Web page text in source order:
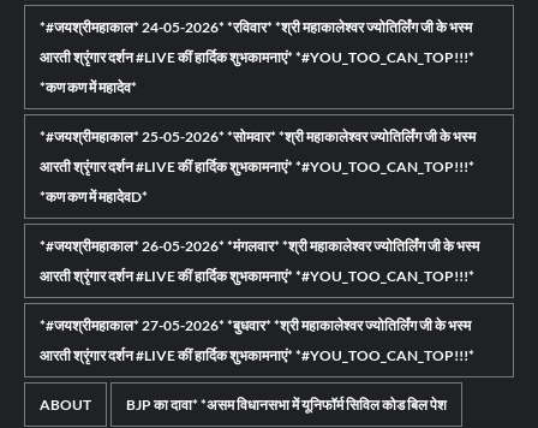
*#जयश्रीमहाकाल* 24-05-2026* *रविवार* *श्री महाकालेश्वर ज्योतिर्लिंग जी के भस्म
आरती श्रृंगार दर्शन #LIVE कीं हार्दिक शुभकामनाएं* *#YOU_TOO_CAN_TOP!!!*
*कण कण में महादेव*
*#जयश्रीमहाकाल* 25-05-2026* *सोमवार* *श्री महाकालेश्वर ज्योतिर्लिंग जी के भस्म
आरती श्रृंगार दर्शन #LIVE कीं हार्दिक शुभकामनाएं* *#YOU_TOO_CAN_TOP!!!*
*कण कण में महादेवD*
*#जयश्रीमहाकाल* 26-05-2026* *मंगलवार* *श्री महाकालेश्वर ज्योतिर्लिंग जी के भस्म
आरती श्रृंगार दर्शन #LIVE कीं हार्दिक शुभकामनाएं* *#YOU_TOO_CAN_TOP!!!*
*#जयश्रीमहाकाल* 27-05-2026* *बुधवार* *श्री महाकालेश्वर ज्योतिर्लिंग जी के भस्म
आरती श्रृंगार दर्शन #LIVE कीं हार्दिक शुभकामनाएं* *#YOU_TOO_CAN_TOP!!!*
ABOUT BJP का दावा* *असम विधानसभा में यूनिफॉर्म सिविल कोड बिल पेश